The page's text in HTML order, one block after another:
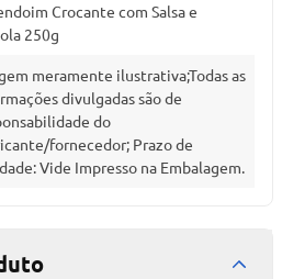
Crocante com Salsa e
250g
meramente ilustrativa;Todas as
divulgadas são de
do
fornecedor; Prazo de
Vide Impresso na Embalagem.